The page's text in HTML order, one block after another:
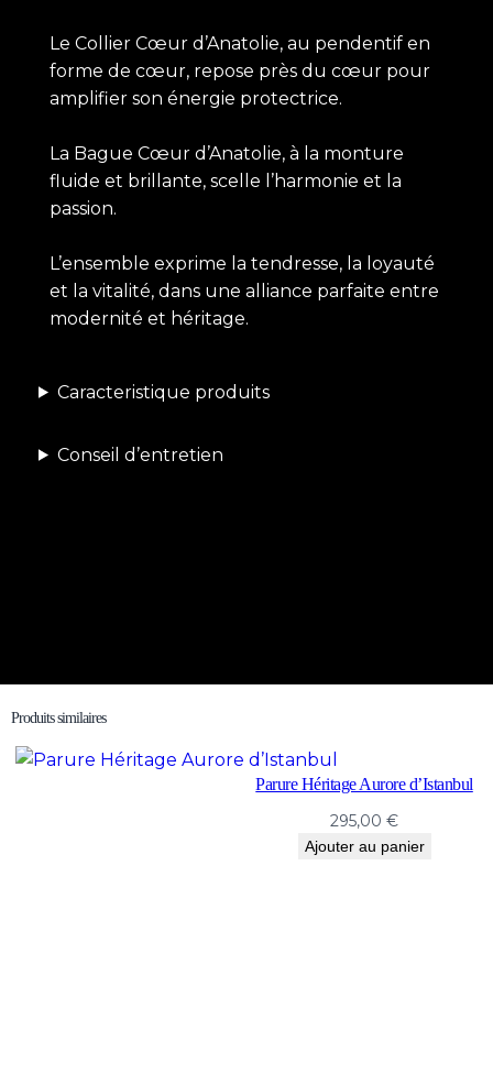
Le Collier Cœur d’Anatolie, au pendentif en
forme de cœur, repose près du cœur pour
amplifier son énergie protectrice.
La Bague Cœur d’Anatolie, à la monture
fluide et brillante, scelle l’harmonie et la
passion.
L’ensemble exprime la tendresse, la loyauté
et la vitalité, dans une alliance parfaite entre
modernité et héritage.
Caracteristique produits
Conseil d’entretien
Produits similaires
Parure Héritage Aurore d’Istanbul
295,00€
Ajouter au panier